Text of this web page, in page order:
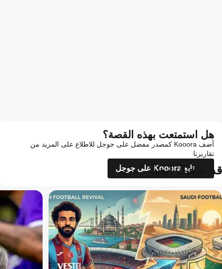
هل استمتعت بهذه القصة؟
أضف Kooora كمصدر مفضل على جوجل للاطلاع على المزيد من
تقاريرنا
تابع Kooora على جوجل
قد يعجبك أيضاً